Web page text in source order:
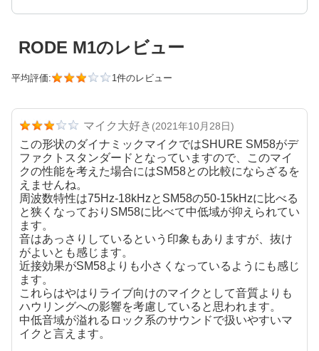
RODE M1のレビュー
平均評価: 1件のレビュー
マイク大好き (2021年10月28日)
この形状のダイナミックマイクではSHURE SM58がデ
ファクトスタンダードとなっていますので、このマイ
クの性能を考えた場合にはSM58との比較にならざるを
えませんね。
周波数特性は75Hz-18kHzとSM58の50-15kHzに比べる
と狭くなっておりSM58に比べて中低域が抑えられてい
ます。
音はあっさりしているという印象もありますが、抜け
がよいとも感じます。
近接効果がSM58よりも小さくなっているようにも感じ
ます。
これらはやはりライブ向けのマイクとして音質よりも
ハウリングへの影響を考慮していると思われます。
中低音域が溢れるロック系のサウンドで扱いやすいマ
イクと言えます。